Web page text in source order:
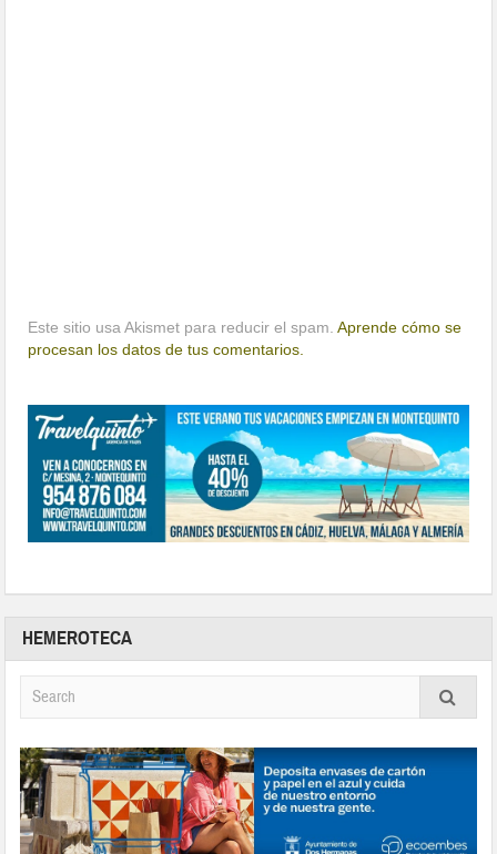
Este sitio usa Akismet para reducir el spam.Aprende cómo se
procesan los datos de tus comentarios.
HEMEROTECA